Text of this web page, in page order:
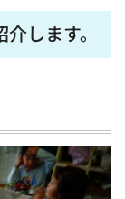
します。